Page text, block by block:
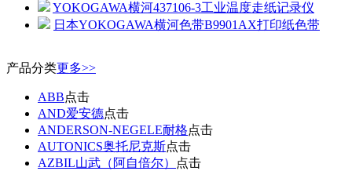
YOKOGAWA横河437106-3工业温度走纸记录仪
日本YOKOGAWA横河色带B9901AX打印纸色带
产品分类更多>>
ABB点击
AND爱安德点击
ANDERSON-NEGELE耐格点击
AUTONICS奥托尼克斯点击
AZBIL山武（阿自倍尔）
点击